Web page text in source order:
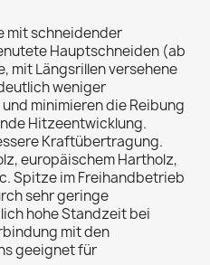
mit schneidender
Hauptschneiden (ab
mit Längsrillen versehene
weniger
minimieren die Reibung
Hitzeentwicklung.
Kraftübertragung.
europäischem Hartholz,
Spitze im Freihandbetrieb
sehr geringe
hohe Standzeit bei
mit den
geeignet für